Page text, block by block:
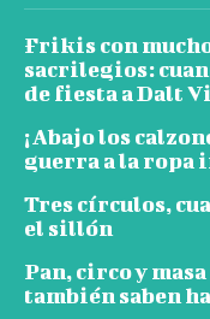
Frikis con
sacrilegios:
de fiesta a Dalt
¡Abajo los
guerra a la
Tres círculos,
el sillón
Pan, circo y
también saben